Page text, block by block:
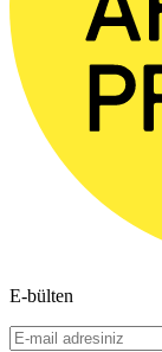
E-bülten